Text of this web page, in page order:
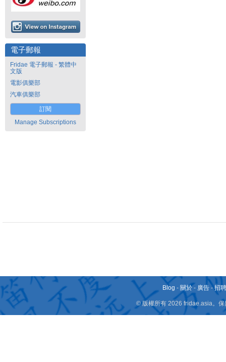
電子郵報
Fridae 電子郵報 - 繁體中
文版
電影俱樂部
汽車俱樂部
訂閱
Manage Subscriptions
Blog - 關於 - 廣告 -招
© 版權所有 2026 fridae.asia。